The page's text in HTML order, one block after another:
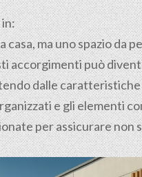
ma uno spazio da
accorgimenti può
dalle
e gli elementi
per assicurare non